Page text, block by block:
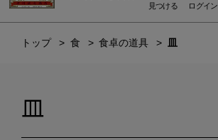
見つける ログイン
トップ 食 食卓の道具 皿
皿